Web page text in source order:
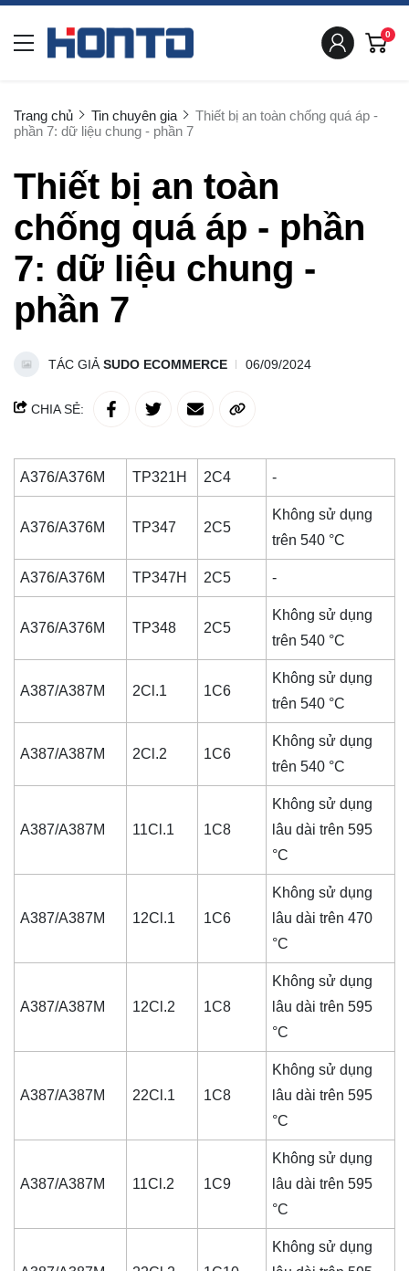
0
Trang chủ Tin chuyên gia
Thiết bị an toàn chống quá áp -
phần 7: dữ liệu chung - phần 7
Thiết bị an toàn
chống quá áp - phần
7: dữ liệu chung -
phần 7
TÁC GIẢ SUDO ECOMMERCE 06/09/2024
CHIA SẺ:
A376/A376M TP321H 2C4 -
A376/A376M TP347 2C5
Không sử dụng
trên 540 °C
A376/A376M TP347H 2C5 -
A376/A376M TP348 2C5
Không sử dụng
trên 540 °C
A387/A387M 2Cl.1 1C6
Không sử dụng
trên 540 °C
A387/A387M 2Cl.2 1C6
Không sử dụng
trên 540 °C
A387/A387M 11Cl.1 1C8
Không sử dụng
lâu dài trên 595
°C
A387/A387M 12Cl.1 1C6
Không sử dụng
lâu dài trên 470
°C
A387/A387M 12Cl.2 1C8
Không sử dụng
lâu dài trên 595
°C
A387/A387M 22Cl.1 1C8
Không sử dụng
lâu dài trên 595
°C
A387/A387M 11Cl.2 1C9
Không sử dụng
lâu dài trên 595
°C
Không sử dụng